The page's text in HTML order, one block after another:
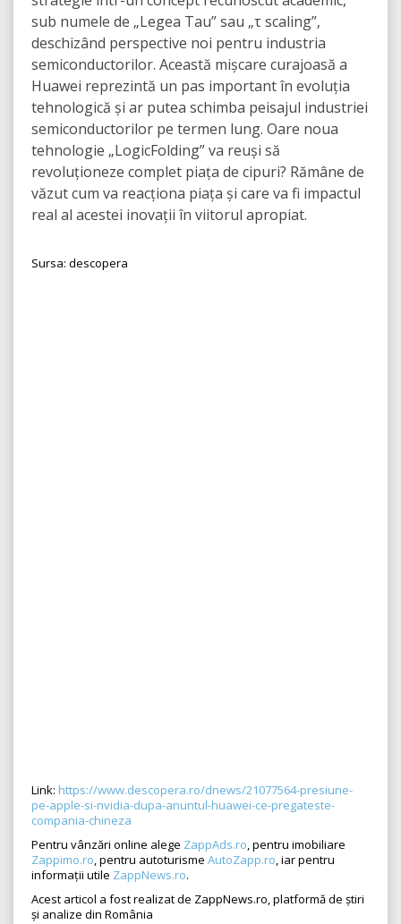
sub numele de „Legea Tau” sau „τ scaling”,
deschizând perspective noi pentru industria
semiconductorilor. Această mișcare curajoasă a
Huawei reprezintă un pas important în evoluția
tehnologică și ar putea schimba peisajul industriei
semiconductorilor pe termen lung. Oare noua
tehnologie „LogicFolding” va reuși să
revoluționeze complet piața de cipuri? Rămâne de
văzut cum va reacționa piața și care va fi impactul
real al acestei inovații în viitorul apropiat.
Sursa: descopera
Link: https://www.descopera.ro/dnews/21077564-presiune-
pe-apple-si-nvidia-dupa-anuntul-huawei-ce-pregateste-
compania-chineza
Pentru vânzări online alege ZappAds.ro, pentru imobiliare
Zappimo.ro, pentru autoturisme AutoZapp.ro, iar pentru
informații utile ZappNews.ro.
Acest articol a fost realizat de ZappNews.ro, platformă de știri
și analize din România